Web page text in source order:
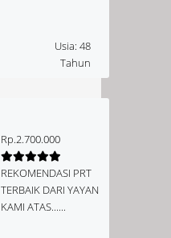
Usia: 48
Tahun
Rp.2.700.000
REKOMENDASI PRT
TERBAIK DARI YAYAN
KAMI ATAS......